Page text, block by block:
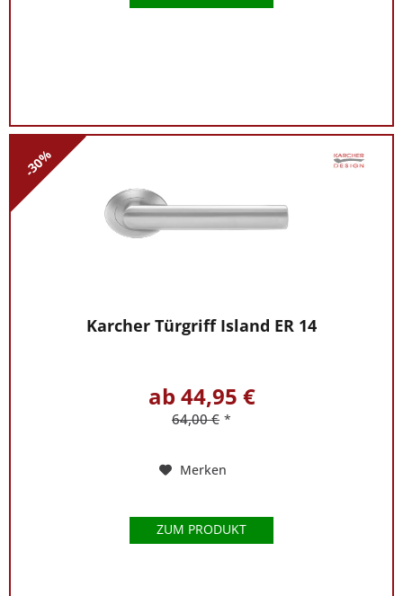
-30%
Karcher Türgriff Island ER 14
ab 44,95 €
64,00 € *
Merken
ZUM PRODUKT